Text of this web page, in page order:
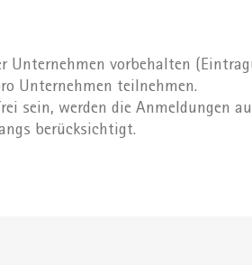
Unternehmen vorbehalten
Unternehmen teilnehmen.
sein, werden die Anmeldungen
berücksichtigt.